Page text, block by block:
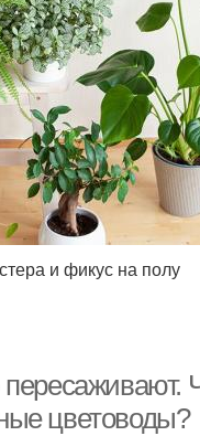
и фикус на полу
цветоводы?